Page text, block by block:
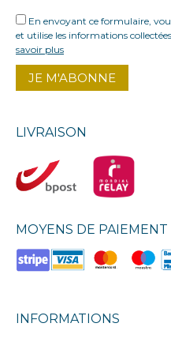
En envoyant ce formulaire,
et utilise les informations
savoir plus
LIVRAISON
MOYENS DE PAIEMENT
INFORMATIONS